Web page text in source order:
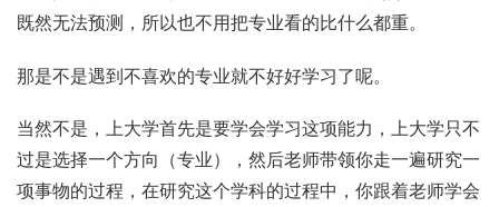
既然无法预测，所以也不用把专业看的比什么都重。
那是不是遇到不喜欢的专业就不好好学习了呢。
当然不是，上大学首先是要学会学习这项能力，上大学只不
过是选择一个方向（专业），然后老师带领你走一遍研究一
项事物的过程，在研究这个学科的过程中，你跟着老师学会